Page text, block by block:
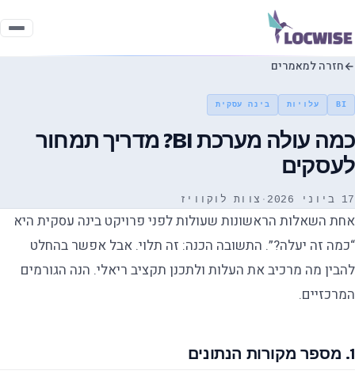
חזרה למאמרים
BI עלויות בינה עסקית
כמה עולה מערכת BI? מדריך תמחור
לעסקים
17 ביוני 2026 · צוות לוקוויז
אחת השאלות הראשונות שעולות לפני פרויקט בינה עסקית היא
“כמה זה יעלה?”. התשובה הכנה: זה תלוי. אבל אפשר בהחלט
להבין מה מרכיב את העלות ולתכנן תקציב ריאלי. הנה הגורמים
המרכזיים.
1. מספר מקורות הנתונים